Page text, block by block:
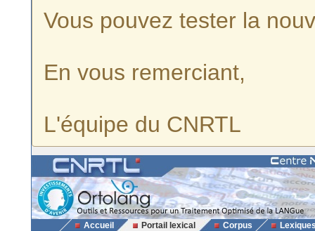
Vous pouvez tester la
En vous remerciant,
L'équipe du CNRTL
Accueil Portail lexical Corpus